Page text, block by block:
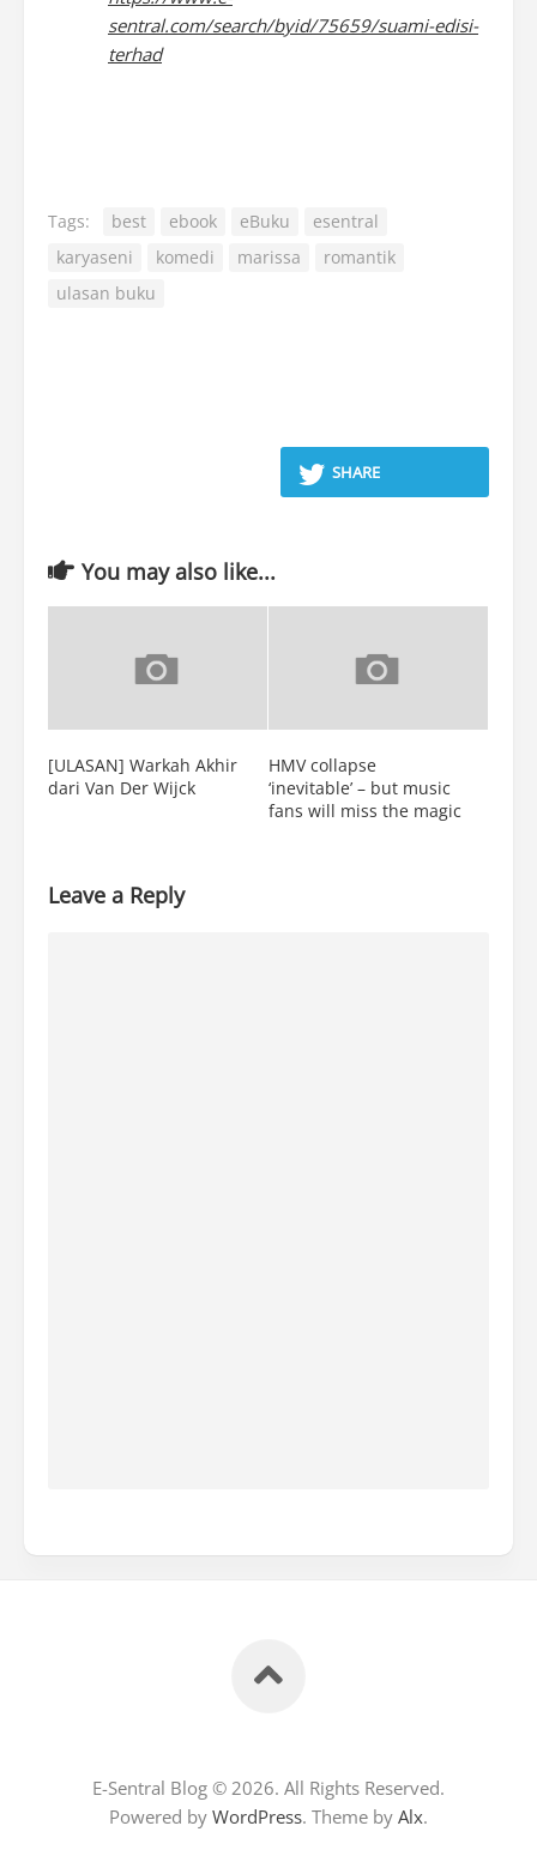
sentral.com/search/byid/75659/suami-edisi-
terhad
Tags: best ebook eBuku
esentral
karyaseni
komedi marissa
romantik
ulasan buku
SHARE
You may also like...
[ULASAN] Warkah Akhir
dari Van Der Wijck
HMV collapse
‘inevitable’ – but music
fans will miss the magic
Leave a Reply
E-Sentral Blog © 2026. All Rights Reserved.
Powered by WordPress. Theme by Alx.